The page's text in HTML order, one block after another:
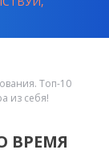
Топ-10
из себя!
ВРЕМЯ